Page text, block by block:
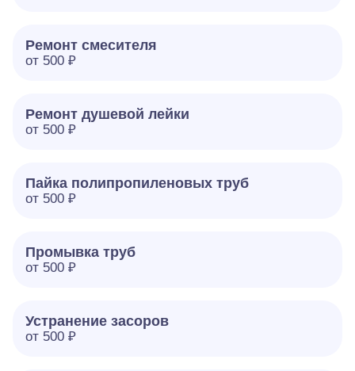
Ремонт смесителя
от 500 ₽
Ремонт душевой лейки
от 500 ₽
Пайка полипропиленовых труб
от 500 ₽
Промывка труб
от 500 ₽
Устранение засоров
от 500 ₽